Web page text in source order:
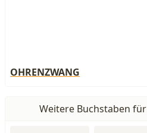
OHRENZWANG
Weitere Buchstaben für